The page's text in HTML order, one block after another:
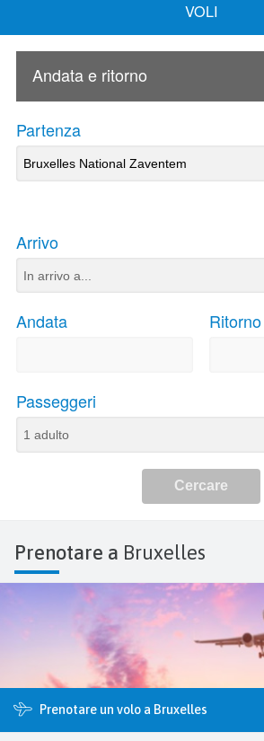
Prenotare a Bruxelles
Prenotare un volo a Bruxelles